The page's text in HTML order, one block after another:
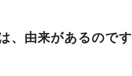
、由来があるのです